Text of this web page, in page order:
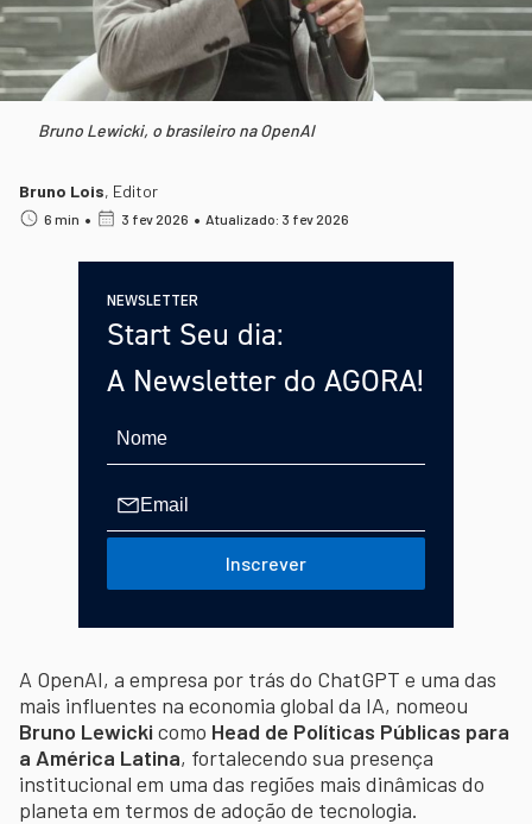
Bruno Lewicki, o brasileiro na OpenAI
Bruno Lois, Editor
6 min • 3 fev 2026 • Atualizado: 3 fev 2026
NEWSLETTER
Start Seu dia:
A Newsletter do AGORA!
Inscrever
A OpenAI, a empresa por trás do ChatGPT e uma das
mais influentes na economia global da IA, nomeou
Bruno Lewicki como Head de Políticas Públicas para
a América Latina, fortalecendo sua presença
institucional em uma das regiões mais dinâmicas do
planeta em termos de adoção de tecnologia.